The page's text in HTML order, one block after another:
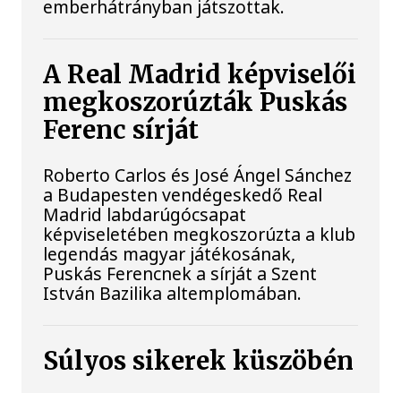
emberhátrányban játszottak.
A Real Madrid képviselői
megkoszorúzták Puskás
Ferenc sírját
Roberto Carlos és José Ángel Sánchez
a Budapesten vendégeskedő Real
Madrid labdarúgócsapat
képviseletében megkoszorúzta a klub
legendás magyar játékosának,
Puskás Ferencnek a sírját a Szent
István Bazilika altemplomában.
Súlyos sikerek küszöbén